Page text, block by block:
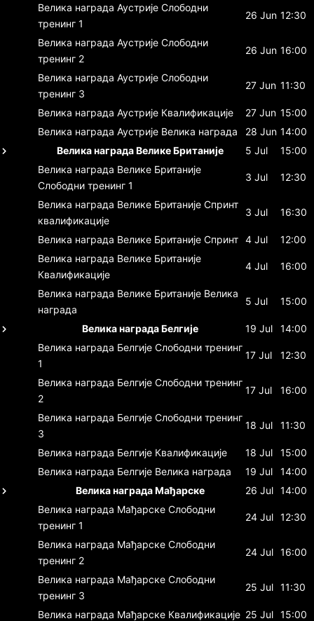
Велика награда Аустрије Слободни
тренинг 1
26 Jun 12:30
Велика награда Аустрије Слободни
тренинг 2
26 Jun 16:00
Велика награда Аустрије Слободни
тренинг 3
27 Jun 11:30
Велика награда Аустрије Квалификације 27 Jun 15:00
Велика награда Аустрије Велика награда 28 Jun 14:00
Велика награда Велике Британије
5 Jul
15:00
Велика награда Велике Британије
Слободни тренинг 1
3 Jul 12:30
Велика награда Велике Британије Спринт
квалификације
3 Jul 16:30
Велика награда Велике Британије Спринт 4 Jul
12:00
Велика награда Велике Британије
Квалификације
4 Jul 16:00
Велика награда Велике Британије Велика
награда
5 Jul 15:00
Велика награда Белгије 19 Jul
14:00
Велика награда Белгије Слободни тренинг
1
17 Jul 12:30
Велика награда Белгије Слободни тренинг
2
17 Jul 16:00
Велика награда Белгије Слободни тренинг
3
18 Jul 11:30
Велика награда Белгије Квалификације 18 Jul
15:00
Велика награда Белгије Велика награда 19 Jul
14:00
Велика награда Мађарске
26 Jul 14:00
Велика награда Мађарске Слободни
тренинг 1
24 Jul 12:30
Велика награда Мађарске Слободни
тренинг 2
24 Jul 16:00
Велика награда Мађарске Слободни
тренинг 3
25 Jul 11:30
Велика награда Мађарске Квалификације 25 Jul 15:00